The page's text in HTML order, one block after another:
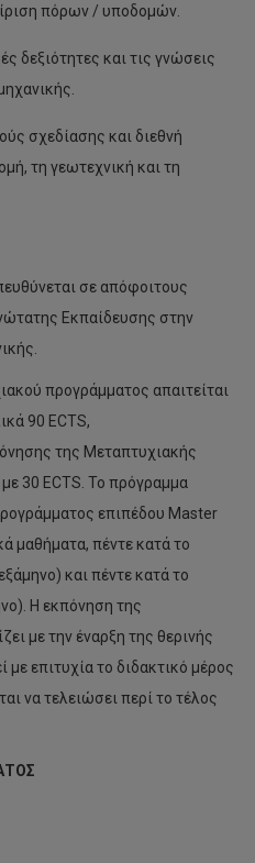
πόρων / υποδομών.
δεξιότητες και τις γνώσεις
σχεδίασης και διεθνή
τη γεωτεχνική και τη
σε απόφοιτους
Εκπαίδευσης στην
προγράμματος απαιτείται
90 ECTS,
της Μεταπτυχιακής
30 ECTS. Το πρόγραμμα
επιπέδου Master
μαθήματα, πέντε κατά το
και πέντε κατά το
Η εκπόνηση της
με την έναρξη της θερινής
επιτυχία το διδακτικό μέρος
να τελειώσει περί το τέλος